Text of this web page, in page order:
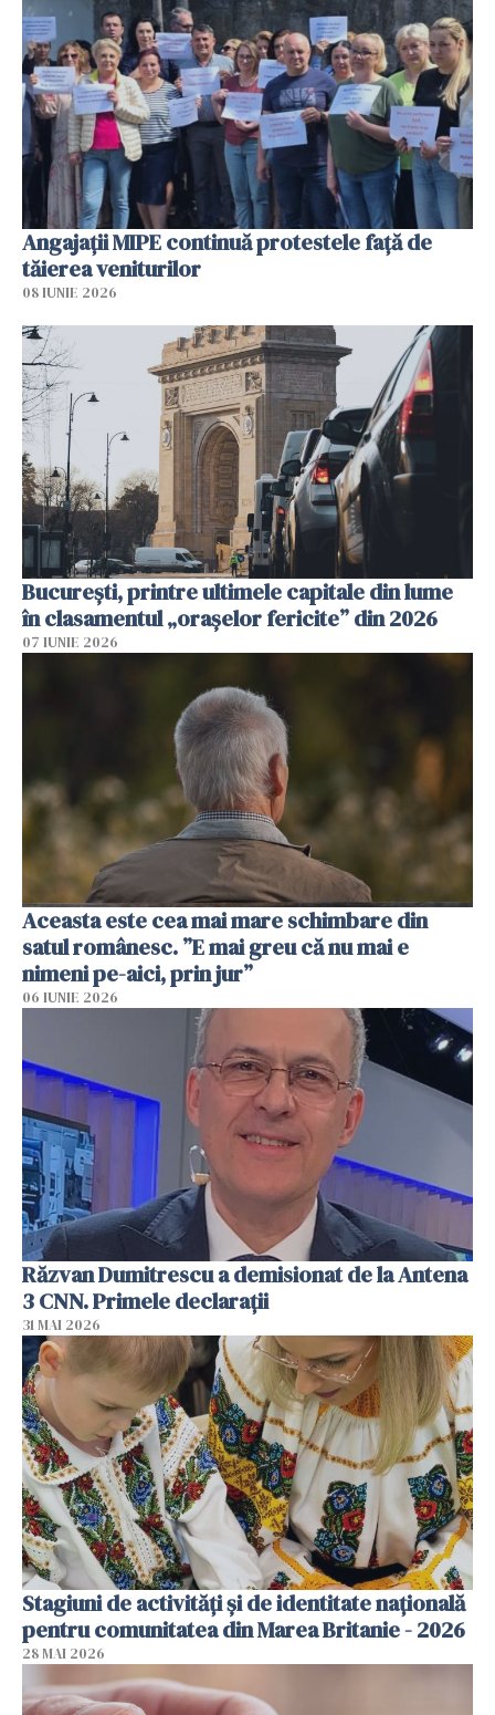
Angajaţii MIPE continuă protestele faţă de
tăierea veniturilor
08 IUNIE 2026
București, printre ultimele capitale din lume
în clasamentul „orașelor fericite” din 2026
07 IUNIE 2026
Aceasta este cea mai mare schimbare din
satul românesc. ”E mai greu că nu mai e
nimeni pe-aici, prin jur”
06 IUNIE 2026
Răzvan Dumitrescu a demisionat de la Antena
3 CNN. Primele declarații
31 MAI 2026
Stagiuni de activități și de identitate națională
pentru comunitatea din Marea Britanie - 2026
28 MAI 2026